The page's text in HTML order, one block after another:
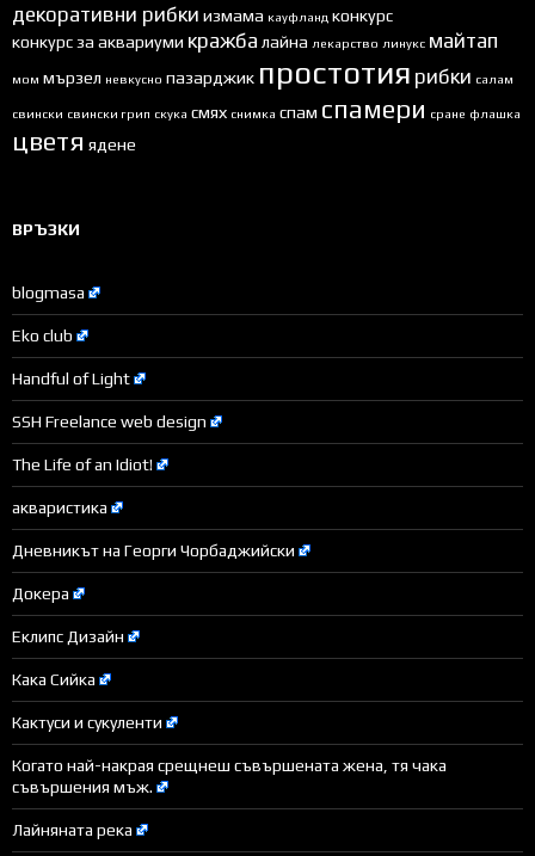
декоративни рибки измама кауфланд конкурс
конкурс за аквариуми кражба лайна лекарство линукс майтап
мом мързел невкусно пазарджик простотия рибки салам
свински свински грип скука смях снимка спам спамери сране флашка
цветя ядене
ВРЪЗКИ
blogmasa
Eko club
Handful of Light
SSH Freelance web design
The Life of an Idiot!
акваристика
Дневникът на Георги Чорбаджийски
Докера
Еклипс Дизайн
Кака Сийка
Кактуси и сукуленти
Когато най-накрая срещнеш съвършената жена, тя чака
съвършения мъж.
Лайняната река